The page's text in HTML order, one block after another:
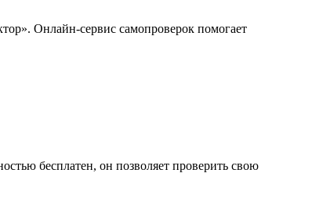
Онлайн-сервис самопроверок помогает
бесплатен, он позволяет проверить свою